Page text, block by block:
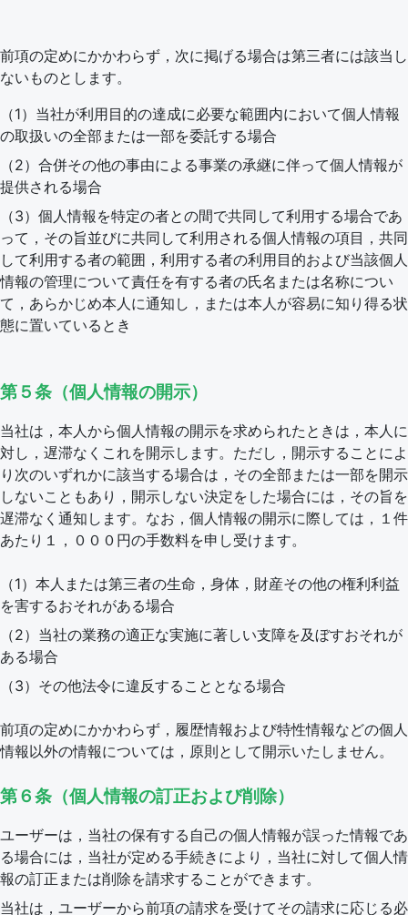
前項の定めにかかわらず，次に掲げる場合は第三者には該当し
ないものとします。
（1）当社が利用目的の達成に必要な範囲内において個人情報
の取扱いの全部または一部を委託する場合
（2）合併その他の事由による事業の承継に伴って個人情報が
提供される場合
（3）個人情報を特定の者との間で共同して利用する場合であ
って，その旨並びに共同して利用される個人情報の項目，共同
して利用する者の範囲，利用する者の利用目的および当該個人
情報の管理について責任を有する者の氏名または名称につい
て，あらかじめ本人に通知し，または本人が容易に知り得る状
態に置いているとき
第５条（個人情報の開示）
当社は，本人から個人情報の開示を求められたときは，本人に
対し，遅滞なくこれを開示します。ただし，開示することによ
り次のいずれかに該当する場合は，その全部または一部を開示
しないこともあり，開示しない決定をした場合には，その旨を
遅滞なく通知します。なお，個人情報の開示に際しては，１件
あたり１，０００円の手数料を申し受けます。
（1）本人または第三者の生命，身体，財産その他の権利利益
を害するおそれがある場合
（2）当社の業務の適正な実施に著しい支障を及ぼすおそれが
ある場合
（3）その他法令に違反することとなる場合
前項の定めにかかわらず，履歴情報および特性情報などの個人
情報以外の情報については，原則として開示いたしません。
第６条（個人情報の訂正および削除）
ユーザーは，当社の保有する自己の個人情報が誤った情報であ
る場合には，当社が定める手続きにより，当社に対して個人情
報の訂正または削除を請求することができます。
当社は，ユーザーから前項の請求を受けてその請求に応じる必